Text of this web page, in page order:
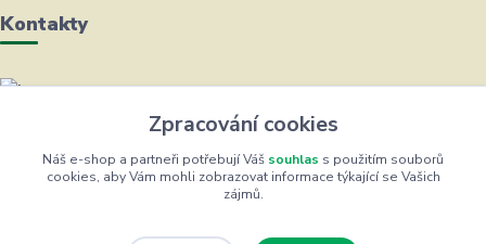
Kontakty
Helena Bayerová
+420 604 711 491
(Po-Čt, 8-16 hod.)
Zpracování cookies
Náš e-shop a partneři potřebují Váš souhlas s použitím souborů
cookies, aby Vám mohli zobrazovat informace týkající se Vašich
zájmů.